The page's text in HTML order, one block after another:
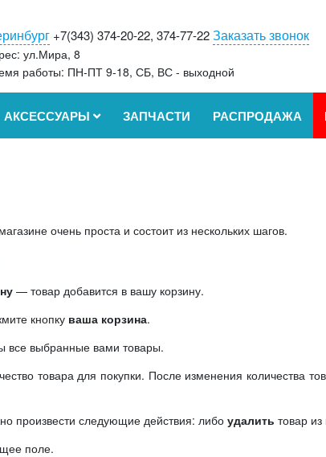
+7(343) 374-20-22, 374-77-22 Заказать звонок
ул.Мира, 8
работы: ПН-ПТ 9-18, СБ, ВС - выходной
АКСЕССУАРЫ ЗАПЧАСТИ РАСПРОДАЖА
очень проста и состоит из нескольких шагов.
— товар добавится в вашу корзину.
кнопку ваша корзина.
все выбранные вами товары.
товара для покупки. После изменения количества
произвести следующие действия: либо удалить товар
поле.